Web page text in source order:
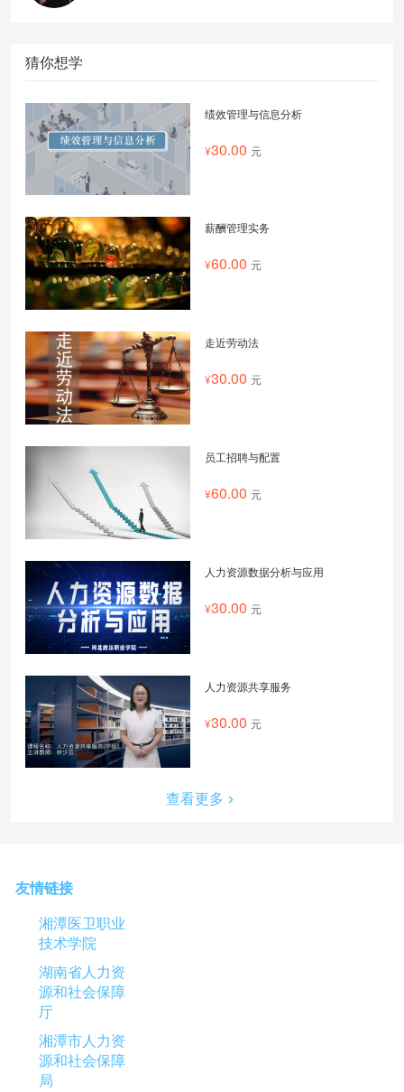
猜你想学
绩效管理与信息分析
30.00 元
薪酬管理实务
60.00 元
走近劳动法
30.00 元
员工招聘与配置
60.00 元
人力资源数据分析与应用
30.00 元
人力资源共享服务
30.00 元
查看更多
友情链接
湘潭医卫职业
技术学院
湖南省人力资
源和社会保障
厅
湘潭市人力资
源和社会保障
局